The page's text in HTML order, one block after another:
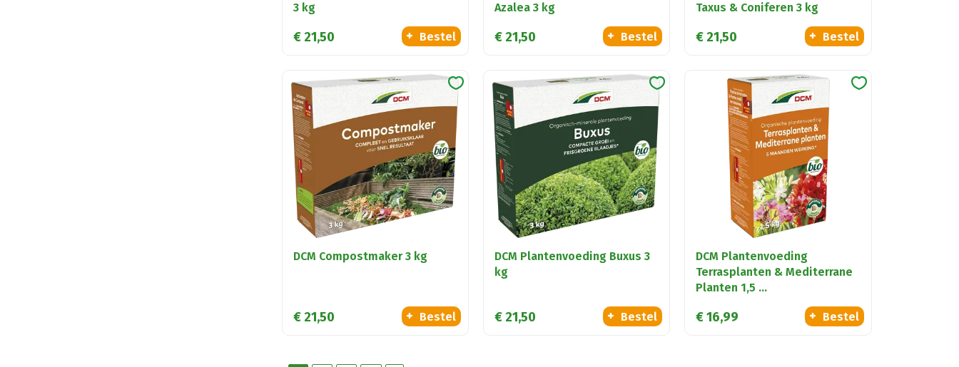
3 kg
€ 21,50 Bestel
Azalea 3 kg
€ 21,50 Bestel
Taxus & Coniferen 3 kg
€ 21,50 Bestel
DCM Compostmaker 3 kg
€ 21,50 Bestel
DCM Plantenvoeding Buxus 3
kg
€ 21,50 Bestel
DCM Plantenvoeding
Terrasplanten & Mediterrane
Planten 1,5 …
€ 16,99 Bestel